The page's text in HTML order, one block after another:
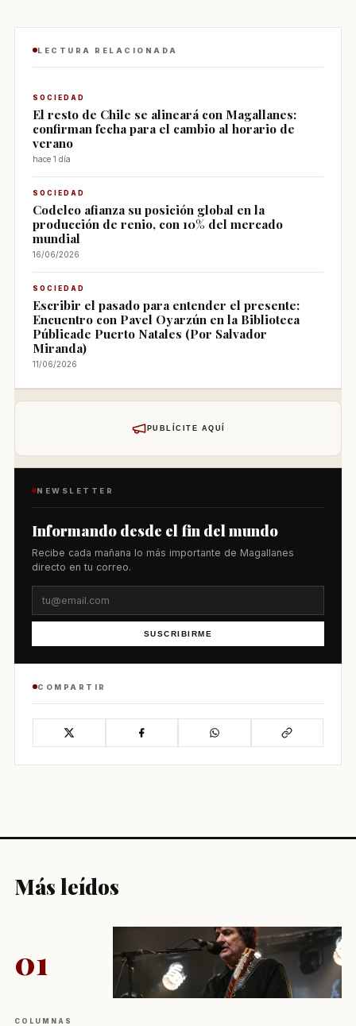
LECTURA RELACIONADA
SOCIEDAD
El resto de Chile se alineará con Magallanes:
confirman fecha para el cambio al horario de
verano
hace 1 día
SOCIEDAD
Codelco afianza su posición global en la
producción de renio, con 10% del mercado
mundial
16/06/2026
SOCIEDAD
Escribir el pasado para entender el presente:
Encuentro con Pavel Oyarzún en la Biblioteca
Públicade Puerto Natales (Por Salvador
Miranda)
11/06/2026
PUBLÍCITE AQUÍ
NEWSLETTER
Informando desde el fin del mundo
Recibe cada mañana lo más importante de Magallanes
directo en tu correo.
SUSCRIBIRME
COMPARTIR
Más leídos
01
COLUMNAS